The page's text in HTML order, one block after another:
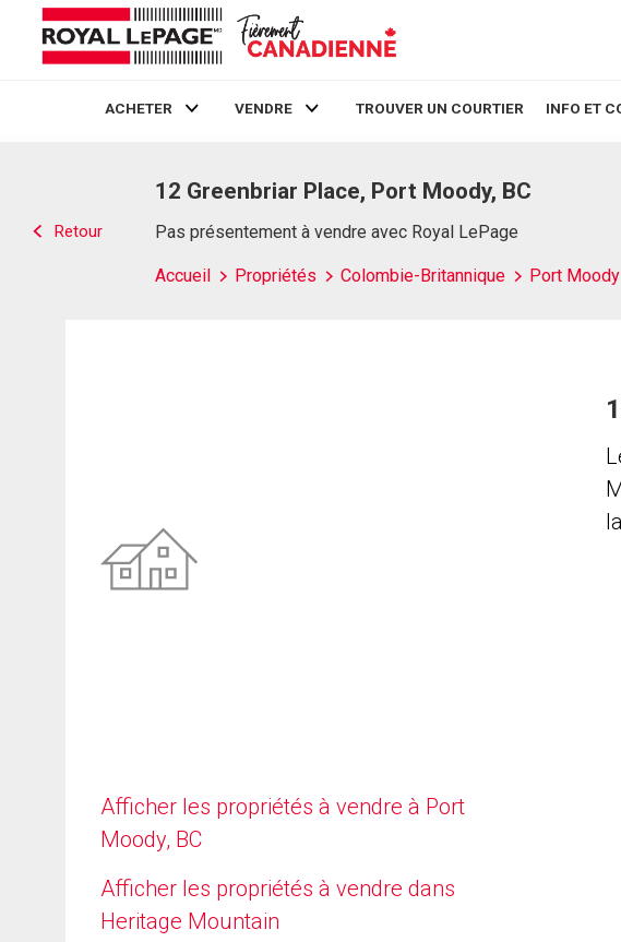
ACHETER VENDRE TROUVER UN COURTIER INFO ET
Retour
12 Greenbriar Place, Port Moody, BC
Pas présentement à vendre avec Royal LePage
Accueil Propriétés Colombie-Britannique Port Moody
Afficher les propriétés à vendre à Port
Moody, BC
Afficher les propriétés à vendre dans
Heritage Mountain